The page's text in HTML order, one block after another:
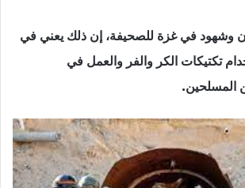
وشهود في غزة للصحيفة، إن ذلك يعني في
تكتيكات الكر والفر والعمل في